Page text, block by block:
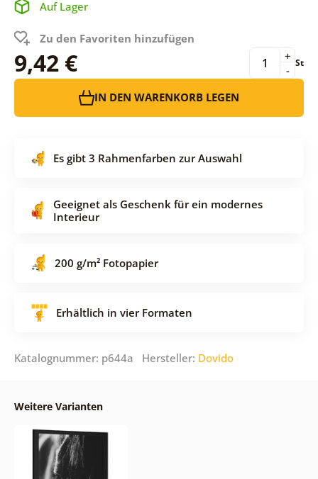
Auf Lager
Zu den Favoriten hinzufügen
9,42 € -
+ St
IN DEN WARENKORB LEGEN
Es gibt 3 Rahmenfarben zur Auswahl
Geeignet als Geschenk für ein modernes
Interieur
200 g/m² Fotopapier
Erhältlich in vier Formaten
Katalognummer: p644a Hersteller: Dovido
Weitere Varianten